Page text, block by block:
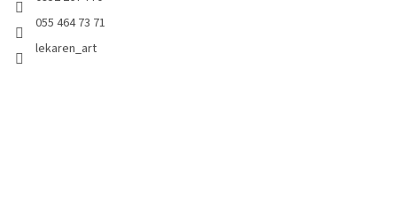
055 464 73 71
lekaren_art